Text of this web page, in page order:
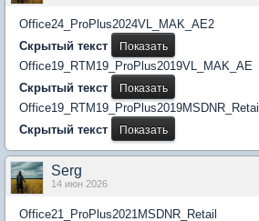
Office24_ProPlus2024VL_MAK_AE2
Скрытый текст
Office19_RTM19_ProPlus2019VL_MAK_AE
Скрытый текст
Office19_RTM19_ProPlus2019MSDNR_Retail
Скрытый текст
Serg
14 июн 2026
Office21_ProPlus2021MSDNR_Retail